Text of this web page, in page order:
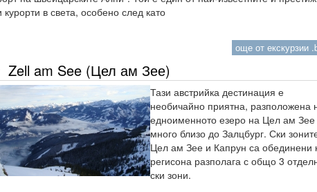
курорти в света, особено след като
още от екскурзии
Zell am See (Цел ам Зее)
Тази австрийка дестинация е
необичайно приятна, разположена
едноименното езеро на Цел ам Зее
много близо до Залцбург. Ски
Цел ам Зее и Капрун са обединени
регисона разполага с общо 3
ски зони.